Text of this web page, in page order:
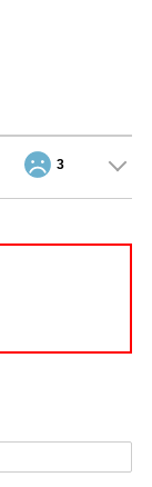
3